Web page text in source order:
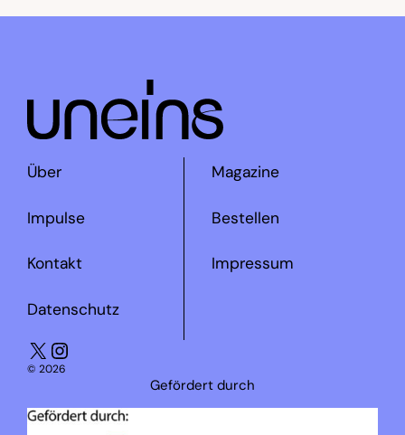
Über Magazine
Impulse Bestellen
Kontakt Impressum
Datenschutz
X Instagram
© 2026
Gefördert durch